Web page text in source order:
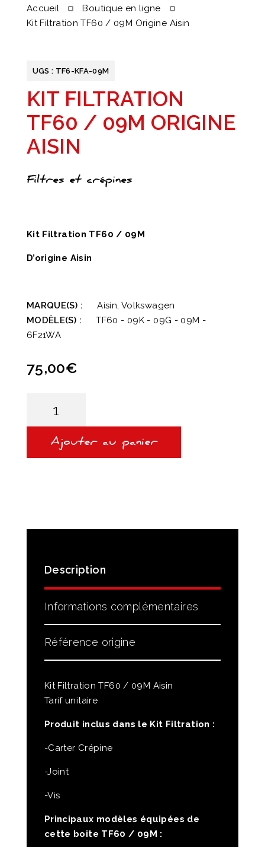
Accueil
Boutique en ligne
Kit Filtration TF60 / 09M Origine Aisin
UGS : TF6-KFA-09M
KIT FILTRATION
TF60 / 09M ORIGINE
AISIN
Filtres et crépines
Kit Filtration TF60 / 09M
D’origine Aisin
MARQUE(S) :
Aisin, Volkswagen
MODÈLE(S) :
TF60 - 09K - 09G - 09M -
6F21WA
75,00€
Filtration
Ajouter au panier
Description
Informations complémentaires
Référence origine
Kit Filtration TF60 / 09M Aisin
Tarif unitaire
Produit inclus dans le Kit Filtration :
-Carter Crépine
-Joint
-Vis
Principaux modèles équipées de
cette boite TF60 / 09M :